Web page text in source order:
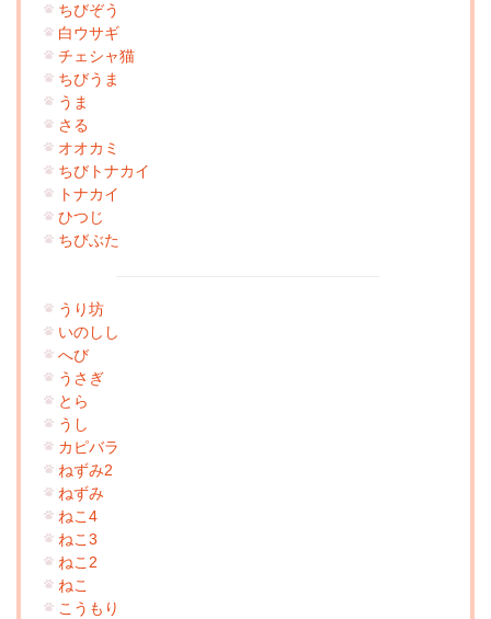
ちびぞう
白ウサギ
チェシャ猫
ちびうま
うま
さる
オオカミ
ちびトナカイ
トナカイ
ひつじ
ちびぶた
うり坊
いのしし
へび
うさぎ
とら
うし
カピバラ
ねずみ2
ねずみ
ねこ4
ねこ3
ねこ2
ねこ
こうもり